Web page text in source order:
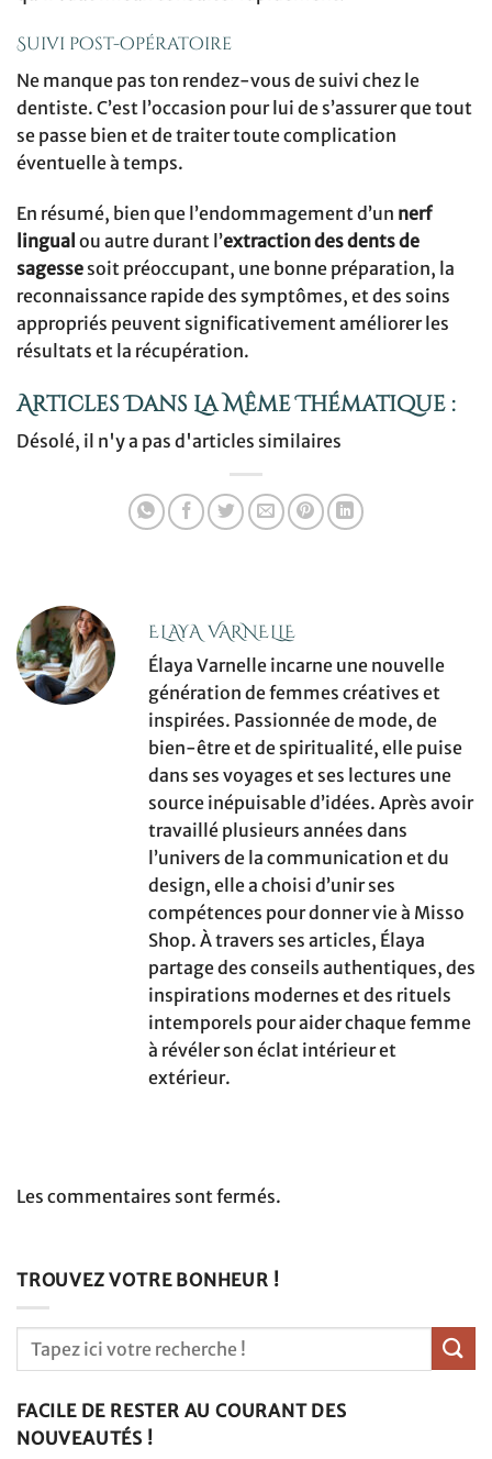
Suivi post-opératoire
Ne manque pas ton rendez-vous de suivi chez le
dentiste. C’est l’occasion pour lui de s’assurer que tout
se passe bien et de traiter toute complication
éventuelle à temps.
En résumé, bien que l’endommagement d’un nerf
lingual ou autre durant l’extraction des dents de
sagesse soit préoccupant, une bonne préparation, la
reconnaissance rapide des symptômes, et des soins
appropriés peuvent significativement améliorer les
résultats et la récupération.
Articles Dans La Même Thématique :
Désolé, il n'y a pas d'articles similaires
ELAYA VARNELLE
Élaya Varnelle incarne une nouvelle
génération de femmes créatives et
inspirées. Passionnée de mode, de
bien-être et de spiritualité, elle puise
dans ses voyages et ses lectures une
source inépuisable d’idées. Après avoir
travaillé plusieurs années dans
l’univers de la communication et du
design, elle a choisi d’unir ses
compétences pour donner vie à Misso
Shop. À travers ses articles, Élaya
partage des conseils authentiques, des
inspirations modernes et des rituels
intemporels pour aider chaque femme
à révéler son éclat intérieur et
extérieur.
Les commentaires sont fermés.
TROUVEZ VOTRE BONHEUR !
FACILE DE RESTER AU COURANT DES
NOUVEAUTÉS !